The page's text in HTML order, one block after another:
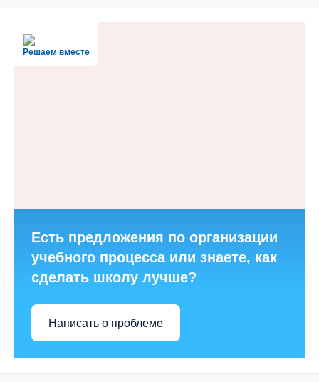
Решаем вместе
Есть предложения по организации
учебного процесса или знаете, как
сделать школу лучше?
Написать о проблеме